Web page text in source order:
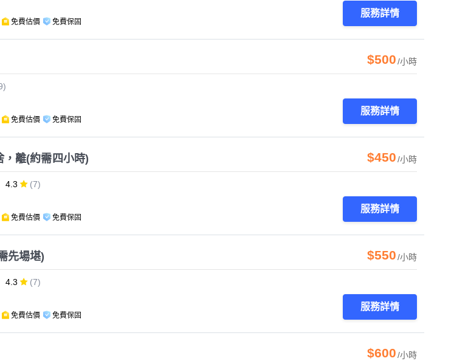
免費估價 免費保固
服務詳情
$500/小時
免費估價 免費保固
服務詳情
，離(約需四小時) $450/小時
4.3 (7)
免費估價 免費保固
服務詳情
先場堪) $550/小時
4.3 (7)
免費估價 免費保固
服務詳情
$600/小時